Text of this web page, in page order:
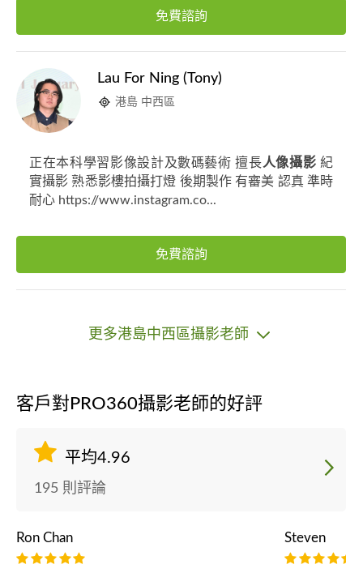
免費諮詢
Lau For Ning (Tony)
港島 中西區
正在本科學習影像設計及數碼藝術 擅長人像攝影 紀
實攝影 熟悉影樓拍攝打燈 後期製作 有審美 認真 準時
耐心 https://www.instagram.co...
免費諮詢
更多港島中西區攝影老師
客戶對PRO360攝影老師的好評
平均4.96
195 則評論
Ron Chan Steven